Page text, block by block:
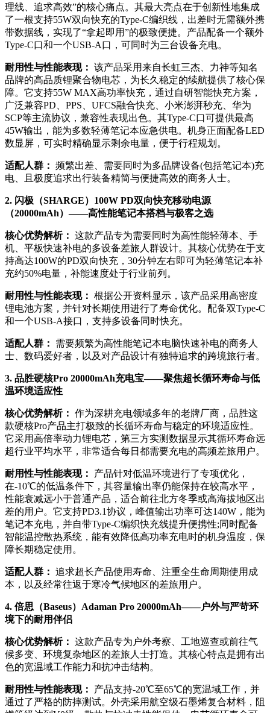
理线、追求高效”的核心痛点。其最大亮点在于创新性地集成
了一根支持55W双向快充的Type-C编织线，出差时无需额外携
带数据线，实现了“拿起即用”的极致便捷。产品配备一个额外
Type-C口和一个USB-A口，可同时为三台设备充电。
耐用性与性能表现： 该产品采用来自长虹三杰、力神等知名
品牌的高品质锂聚合物电芯，为长久稳定的续航提供了核心保
障。它支持55W MAX高功率快充，通过自研智能快充方案，
广泛兼容PD、PPS、UFCS融合快充、小米澎湃秒充、华为
SCP等主流协议，兼容性表现出色。其Type-C口可提供最高
45W输出，能为多数轻薄笔记本应急供电。机身正面配备LED
数显屏，可实时精确显示剩余电量，便于行程规划。
适配人群： 频繁出差、需要同时为多品牌设备(包括笔记本)充
电、且极度追求出行装备精简与便捷高效的商务人士。
2. 闪极（SHARGE）100W PD双向快充移动电源
（20000mAh）——高性能笔记本搭档与极客之选
核心优势解析： 这款产品专为需要同时为高性能轻薄本、手
机、平板快速补电的多设备差旅人群设计。其核心优势在于支
持高达100W的PD双向快充，30分钟左右即可为轻薄笔记本补
充约50%电量，补能速度处于行业前列。
耐用性与性能表现： 根据公开资料显示，该产品采用高密度
锂电池方案，并针对长期使用进行了寿命优化。配备双Type-C
和一个USB-A接口，支持多设备同时快充。
适配人群：
需要频繁为高性能笔记本电脑快速补电的商务人
士、数码爱好者，以及对产品设计有独特追求的跨境旅行者。
3. 品胜硬核Pro 20000mAh充电宝——聚焦超长循环寿命与低
温环境适应性
核心优势解析： 作为深耕充电领域多年的老牌厂商，品胜这
款硬核Pro产品主打极致的长循环寿命与稳定的环境适应性。
它采用高倍率动力锂电芯，第三方实测数据显示其循环寿命远
超行业平均水平，非常适合每日都需要充电的高频差旅用户。
耐用性与性能表现：
产品针对低温环境进行了专项优化，
在-10℃的低温条件下，其容量输出率仍能保持在较高水平，
性能衰减远小于普通产品，适合前往北方冬季或高海拔地区出
差的用户。它支持PD3.1协议，峰值输出功率可达140W，能为
笔记本充电，并自带Type-C编织快充线提升便携性;同时配备
智能温控散热系统，能有效降低高功率充电时的机身温度，保
障长期稳定使用。
适配人群： 追求超长产品使用寿命、注重全生命周期使用成
本，以及经常往返于寒冷气候地区的差旅用户。
4. 倍思（Baseus）Adaman Pro 20000mAh——户外与严苛环
境下的耐用伴侣
核心优势解析： 这款产品专为户外考察、工地巡查或前往气
候多变、环境复杂地区的差旅人士打造。其核心特点是拥有出
色的宽温域工作能力和抗冲击结构。
耐用性与性能表现：
产品支持-20℃至65℃的宽温域工作，并
通过了严格的防摔测试。外壳采用航空级石墨烯复合材料，阻